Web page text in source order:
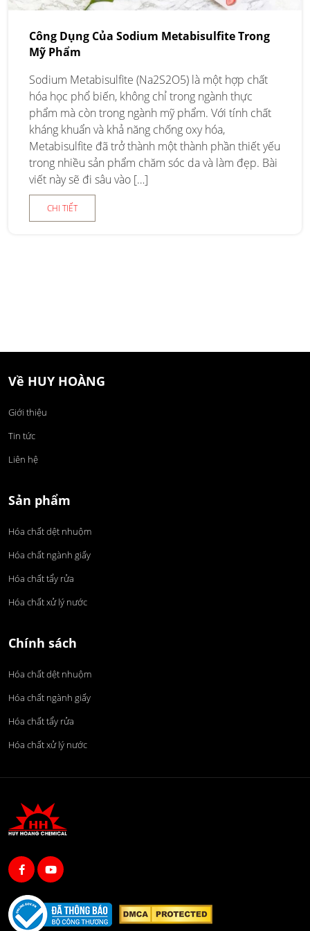
Công Dụng Của Sodium Metabisulfite Trong
Mỹ Phẩm
Sodium Metabisulfite (Na2S2O5) là một hợp chất
hóa học phổ biến, không chỉ trong ngành thực
phẩm mà còn trong ngành mỹ phẩm. Với tính chất
kháng khuẩn và khả năng chống oxy hóa,
Metabisulfite đã trở thành một thành phần thiết yếu
trong nhiều sản phẩm chăm sóc da và làm đẹp. Bài
viết này sẽ đi sâu vào […]
CHI TIẾT
Về HUY HOÀNG
Giới thiệu
Tin tức
Liên hệ
Sản phẩm
Hóa chất dệt nhuộm
Hóa chất ngành giấy
Hóa chất tẩy rửa
Hóa chất xử lý nước
Chính sách
Hóa chất dệt nhuộm
Hóa chất ngành giấy
Hóa chất tẩy rửa
Hóa chất xử lý nước